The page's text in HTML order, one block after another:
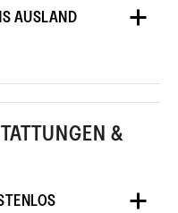
AUSLAND
&